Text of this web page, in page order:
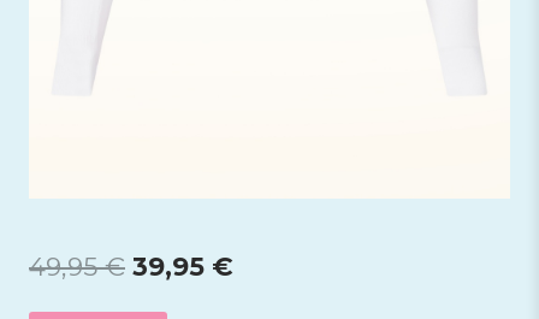
49,95€ Ursprünglicher
Preis
39,95 €